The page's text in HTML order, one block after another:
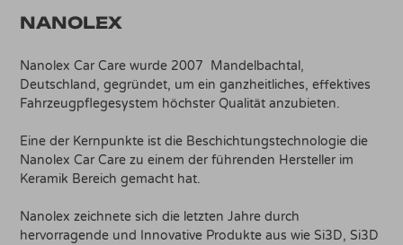
NANOLEX
Nanolex Car Care wurde 2007 Mandelbachtal,
Deutschland, gegründet, um ein ganzheitliches, effektives
Fahrzeugpflegesystem höchster Qualität anzubieten.
Eine der Kernpunkte ist die Beschichtungstechnologie die
Nanolex Car Care zu einem der führenden Hersteller im
Keramik Bereich gemacht hat.
Nanolex zeichnete sich die letzten Jahre durch
hervorragende und Innovative Produkte aus wie Si3D, Si3D